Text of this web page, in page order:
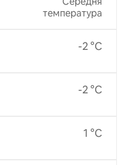
температура
-2 °C
-2 °C
1 °C